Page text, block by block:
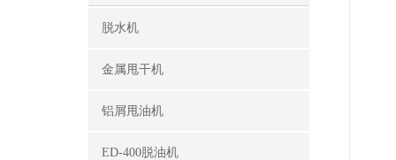
脱水机
金属甩干机
铝屑甩油机
ED-400脱油机